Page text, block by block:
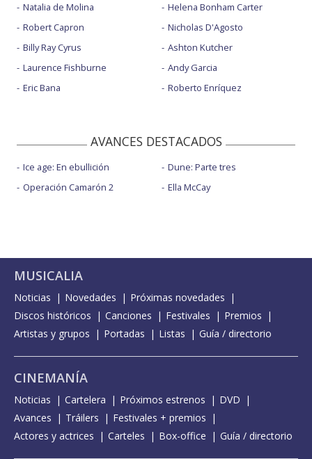
Natalia de Molina
Robert Capron
Billy Ray Cyrus
Laurence Fishburne
Eric Bana
Helena Bonham Carter
Nicholas D'Agosto
Ashton Kutcher
Andy Garcia
Roberto Enríquez
AVANCES DESTACADOS
Ice age: En ebullición
Operación Camarón 2
Dune: Parte tres
Ella McCay
MUSICALIA
Noticias Novedades
Próximas novedades
Discos históricos
Canciones Festivales
Premios
Artistas y grupos
Portadas Listas Guía / directorio
CINEMANÍA
Noticias Cartelera Próximos estrenos
DVD
Avances
Tráilers
Festivales + premios
Actores y actrices
Carteles Box-office Guía / directorio